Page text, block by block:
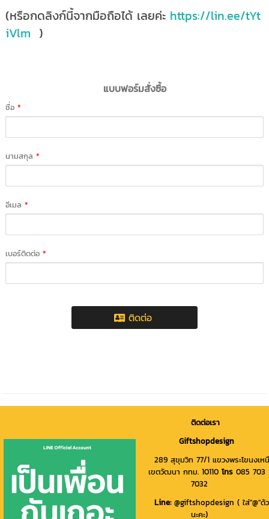
(หรือกดลิงก์นี้จากมือถือได้ เลยค่ะ https://lin.ee/tYt
iVlm )
แบบฟอร์มสั่งซื้อ
ชื่อ*
นามสกุล*
อีเมล*
เบอร์ติดต่อ*
ติดต่อ
ติดต่อเรา
Giftshopdesign
289 สุขุมวิท 77/1 แขวงพระโขนงเห
เขตวัฒนา กทม. 10110โทร085 703
7032
Line: @giftshopdesign ( ใส่"@"ด้
นะคะ)